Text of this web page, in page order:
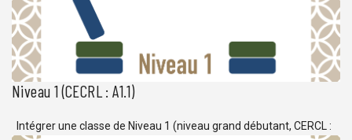
Niveau 1 (CECRL : A1.1)
Intégrer une classe de Niveau 1 (niveau grand débutant, CERCL :